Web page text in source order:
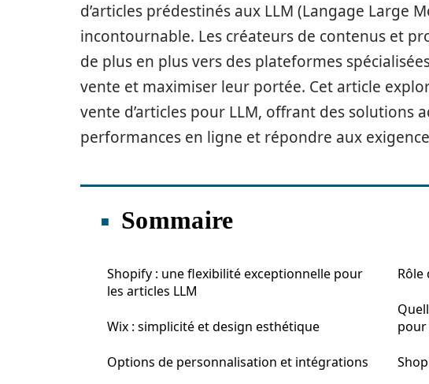
d’articles prédestinés aux LLM (Langage Large
incontournable. Les créateurs de contenus et
de plus en plus vers des plateformes
vente et maximiser leur portée. Cet article
vente d’articles pour LLM, offrant des solutions
performances en ligne et répondre aux
Sommaire
Shopify : une flexibilité exceptionnelle pour
les articles LLM
Wix : simplicité et design esthétique
Options de personnalisation et intégrations
pour